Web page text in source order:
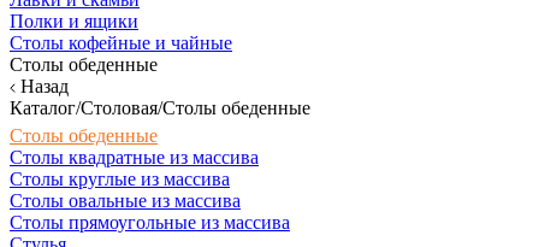
Полки и ящики
Столы кофейные и чайные
Столы обеденные
Назад
Каталог/Столовая/Столы обеденные
Столы обеденные
Столы квадратные из массива
Столы круглые из массива
Столы овальные из массива
Столы прямоугольные из массива